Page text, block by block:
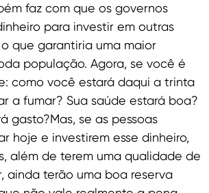
faz com que os governos
para investir em outras
que garantiria uma maior
população. Agora, se você é
como você estará daqui a trinta
a fumar? Sua saúde estará boa?
gasto?Mas, se as pessoas
hoje e investirem esse dinheiro,
além de terem uma qualidade de
ainda terão uma boa reserva